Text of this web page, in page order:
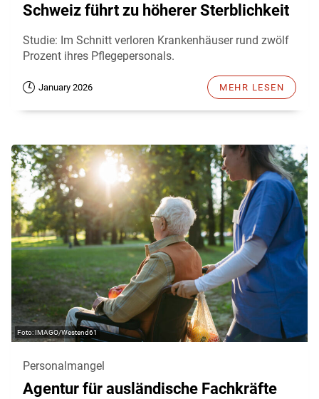
Schweiz führt zu höherer Sterblichkeit
Studie: Im Schnitt verloren Krankenhäuser rund zwölf
Prozent ihres Pflegepersonals.
January 2026 MEHR LESEN
IMAGO/Westend61
Personalmangel
Agentur für ausländische Fachkräfte